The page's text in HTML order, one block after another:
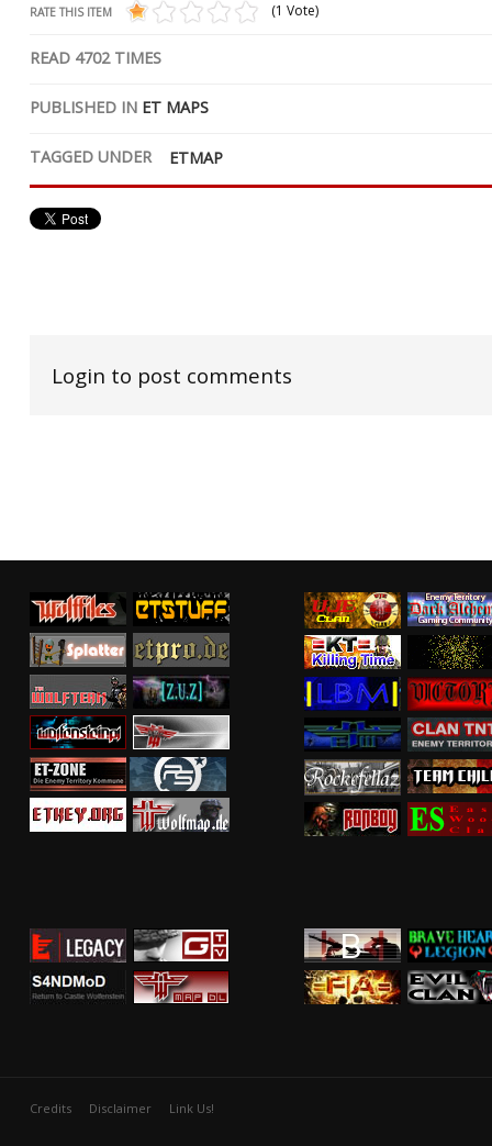
RATE THIS ITEM (1 Vote)
READ 4702TIMES
PUBLISHED IN ET MAPS
TAGGED UNDER ETMAP
Login to post comments
Credits Disclaimer Link Us!